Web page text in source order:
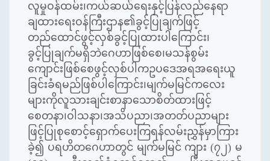
လူမှုဝန်ထမ်း၊ကယ်ဆယ်ရေးနှင့်ပြန်လည်နေရာ
ချထားရေးဝန်ကြီးဌာန၏ခွင့်ပြုချက်ဖြင့်
တည်ထောင်ဖွင့်လှစ်ခွင့်ပြုထားပါကြောင်း၊
ခွင့်ပြုချက်မရှိဘဲဂေဟာဖြစ်စေ၊မသန်စွမ်း
ကျောင်းဖြစ်စေဖွင့်လှစ်ပါကဥပဒေအရအရေးယူ
ခြင်းခံရမည်ဖြစ်ပါကြောင်း၊မျက်မမြင်ကလေး
များကိုလူသားချင်းစာနာသောစိတ်ထားဖြင့်
စေတနာ၊ဝါသနာ၊အသိပညာ၊အတတ်ပညာများ
ဖြင့်ပြုစုစောင့်ရှောက်ပေးကြရန်လမ်းညွှန်မှာကြား
ခဲ့၍ ပရဟိတဂေဟာတွင် မျက်မမြင် ကျား (၇၂) မ